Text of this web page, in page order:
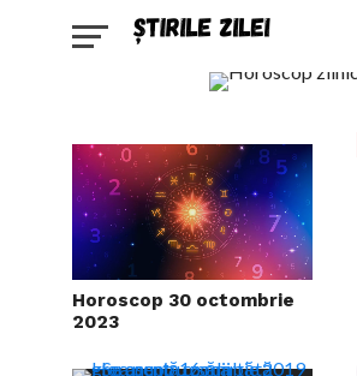
Horoscop 30 octombrie
2023